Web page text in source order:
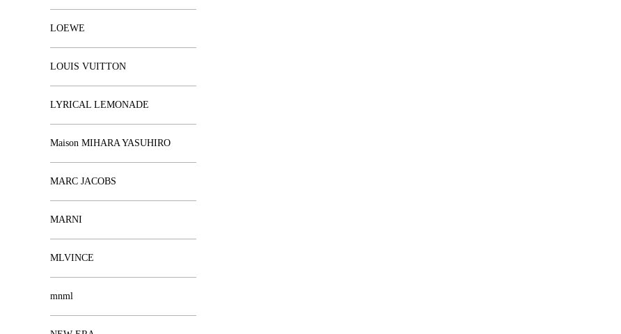
LOEWE
LOUIS VUITTON
LYRICAL LEMONADE
Maison MIHARA YASUHIRO
MARC JACOBS
MARNI
MLVINCE
mnml